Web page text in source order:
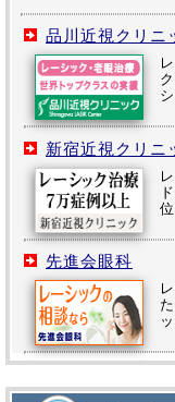
品川近視クリニ
新宿近視クリニ
先進会眼科